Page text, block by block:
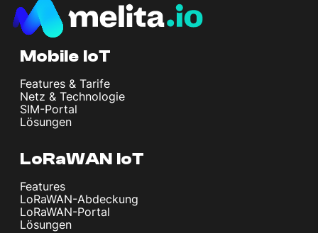
Mobile IoT
Features & Tarife
Netz & Technologie
SIM-Portal
Lösungen
LoRaWAN IoT
Features
LoRaWAN-Abdeckung
LoRaWAN-Portal
Lösungen